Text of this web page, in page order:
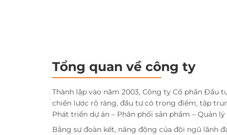
Tổng quan về công ty
Thành lập vào năm 2003, Công ty Cổ phần Đầu
chiến lược rõ ràng, đầu tư có trọng điểm, tập
Phát triển dự án – Phân phối sản phẩm – Quản
Bằng sự đoàn kết, năng động của đội ngũ lãnh